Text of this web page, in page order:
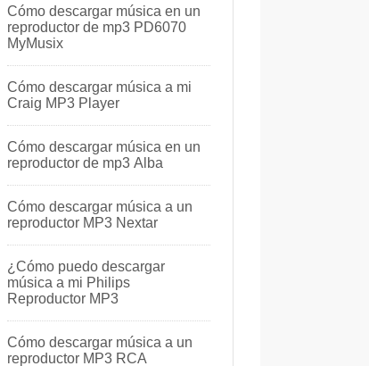
Cómo descargar música en un
reproductor de mp3 PD6070
MyMusix
Cómo descargar música a mi
Craig MP3 Player
Cómo descargar música en un
reproductor de mp3 Alba
Cómo descargar música a un
reproductor MP3 Nextar
¿Cómo puedo descargar
música a mi Philips
Reproductor MP3
Cómo descargar música a un
reproductor MP3 RCA